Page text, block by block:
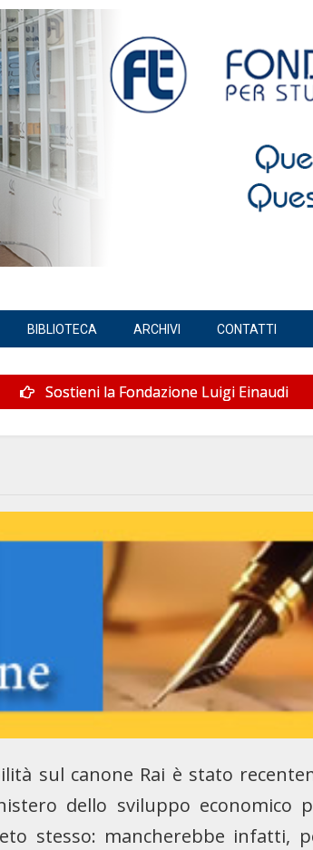
BIBLIOTECA ARCHIVI CONTATTI
Sostieni la Fondazione Luigi Einaudi
sul canone Rai è stato
dello sviluppo economico
stesso: mancherebbe infatti,